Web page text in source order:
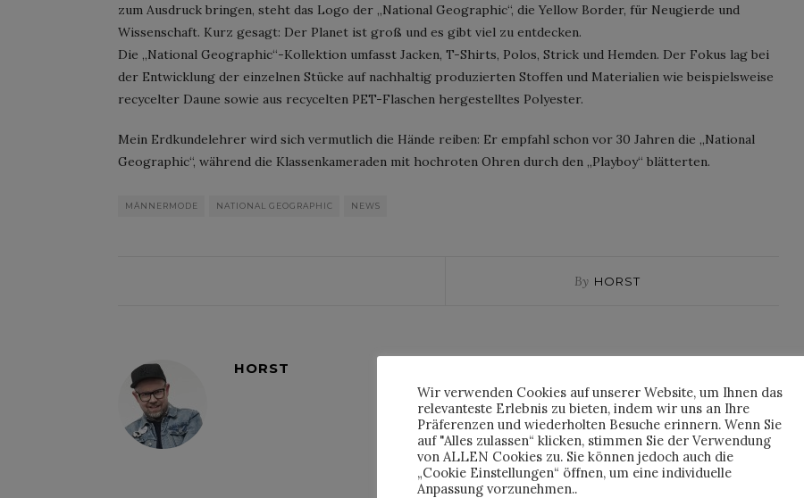
zum Ausdruck bringen, steht das Logo der „National Geographic“, die Yellow Border, für Neugierde und
Wissenschaft. Kurz gesagt: Der Planet ist groß und es gibt viel zu entdecken.
Die „National Geographic“-Kollektion umfasst Jacken, T-Shirts, Polos, Strick und Hemden. Der Fokus lag bei
der Entwicklung der einzelnen Stücke auf nachhaltig produzierten Stoffen und Materialien wie beispielsweise
recycelter Daune sowie aus recycelten PET-Flaschen hergestelltes Polyester.
Mein Erdkundelehrer wird sich vermutlich die Hände reiben: Er empfahl schon vor 30 Jahren die „National
Geographic“, während die Klassenkameraden mit hochroten Ohren durch den „Playboy“ blätterten.
MÄNNERMODE NATIONAL GEOGRAPHIC NEWS
By HORST
HORST
Wir verwenden Cookies auf unserer Website, um Ihnen das
relevanteste Erlebnis zu bieten, indem wir uns an Ihre
Präferenzen und wiederholten Besuche erinnern. Wenn Sie
auf "Alles zulassen“ klicken, stimmen Sie der Verwendung
von ALLEN Cookies zu. Sie können jedoch auch die
„Cookie Einstellungen“ öffnen, um eine individuelle
Anpassung vorzunehmen..